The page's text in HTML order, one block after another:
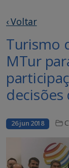
‹ Voltar
Turismo
MTur
decisões
26 jun 2018